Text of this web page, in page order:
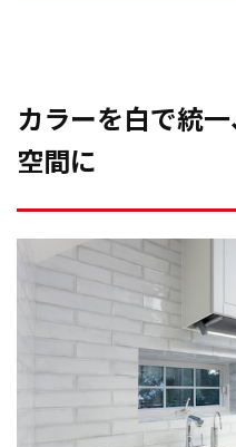
カラーを白で統
空間に